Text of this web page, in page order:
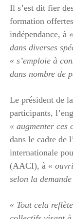
Il s’est dit fier
formation
indépendance, à
dans diverses
« s’emploie à
dans nombre de
Le président de
participants,
« augmenter ces
dans le cadre de
internationale
(AACI), à «
selon la
« Tout cela